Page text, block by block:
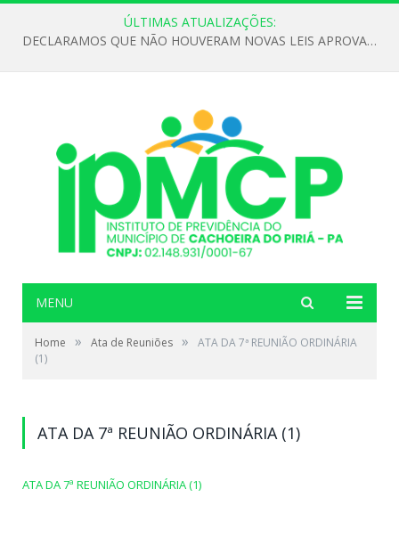
ÚLTIMAS ATUALIZAÇÕES:
DECLARAMOS QUE NÃO HOUVERAM NOVAS LEIS APROVADAS ATÉ O MOMENTO PARA O INSTITUTO DE PREVIDÊNCIA NO ANO DE 2026
MENU
Home » Ata de Reuniões »
ATA DA 7ª REUNIÃO ORDINÁRIA
(1)
ATA DA 7ª REUNIÃO ORDINÁRIA (1)
ATA DA 7ª REUNIÃO ORDINÁRIA (1)